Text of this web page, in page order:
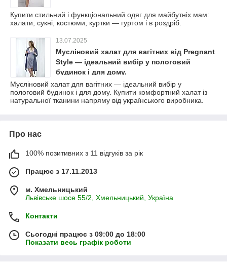
Купити стильний і функціональний одяг для майбутніх мам:
халати, сукні, костюми, куртки — гуртом і в роздріб.
13.07.2025
Мусліновий халат для вагітних від Pregnant
Style — ідеальний вибір у пологовий
будинок і для дому.
Мусліновий халат для вагітних — ідеальний вибір у
пологовий будинок і для дому. Купити комфортний халат із
натуральної тканини напряму від українського виробника.
Про нас
100% позитивних з 11 відгуків за рік
Працює з 17.11.2013
м. Хмельницький
Львівське шосе 55/2, Хмельницький, Україна
Контакти
Сьогодні працює з 09:00 до 18:00
Показати весь графік роботи